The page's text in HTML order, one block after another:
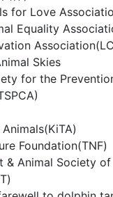
for Love
Equality
Skies
for the
Foundation(TNF)
& Animal Society of